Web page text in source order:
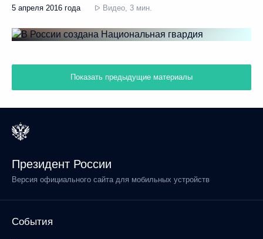
5 апреля 2016 года Видео, 3 мин.
Показать предыдущие материалы
Президент России
Версия официального сайта для мобильных устройств
События